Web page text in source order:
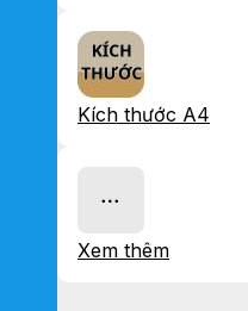
Kích thước A4
Xem thêm